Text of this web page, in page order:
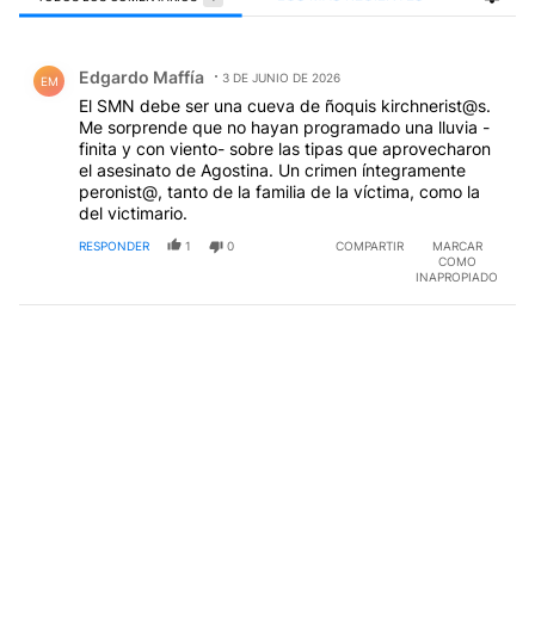
EM Edgardo Maffía 3 DE JUNIO DE 2026
El SMN debe ser una cueva de ñoquis kirchnerist@s.
Me sorprende que no hayan programado una lluvia -
finita y con viento- sobre las tipas que aprovecharon
el asesinato de Agostina. Un crimen íntegramente
peronist@, tanto de la familia de la víctima, como la
del victimario.
RESPONDER 1 0 COMPARTIR
MARCAR
COMO
INAPROPIADO